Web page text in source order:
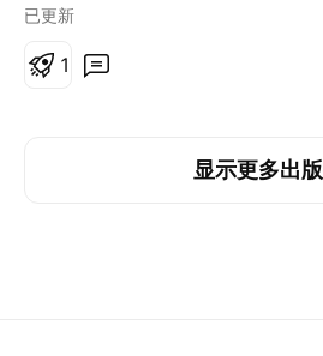
已更新
1
显示更多出